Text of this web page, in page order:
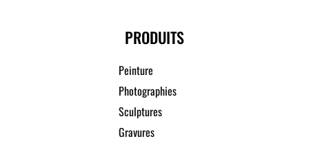
PRODUITS
Peinture
Photographies
Sculptures
Gravures